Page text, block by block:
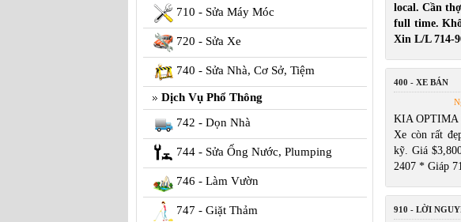
710 - Sửa Máy Móc
720 - Sửa Xe
740 - Sửa Nhà, Cơ Sở, Tiệm
Dịch Vụ Phổ Thông
742 - Dọn Nhà
744 - Sửa Ống Nước, Plumping
746 - Làm Vườn
747 - Giặt Thảm
local. Cần
full time.
Xin L/L 714-
400 - XE BÁN
KIA OPTIMA
Xe còn rất
kỹ. Giá
2407 * Giáp
910 - LỜI